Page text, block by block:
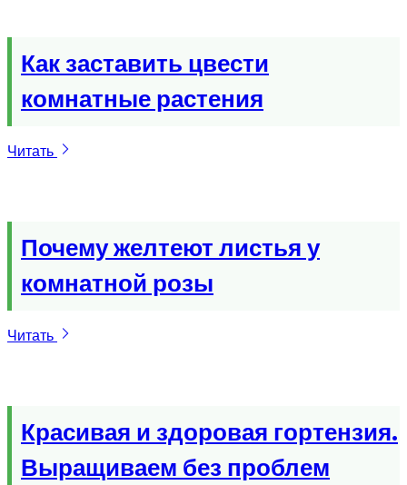
Как заставить цвести
комнатные растения
Читать
Почему желтеют листья у
комнатной розы
Читать
Красивая и здоровая гортензия.
Выращиваем без проблем